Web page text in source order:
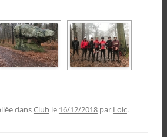
dansCluble 16/12/2018 par Loic.